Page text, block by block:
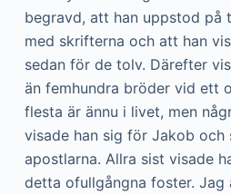
begravd, att han uppstod på
med skrifterna och att han
sedan för de tolv. Därefter
än femhundra bröder vid ett
flesta är ännu i livet, men
visade han sig för Jakob och
apostlarna. Allra sist visade
detta ofullgångna foster. Jag